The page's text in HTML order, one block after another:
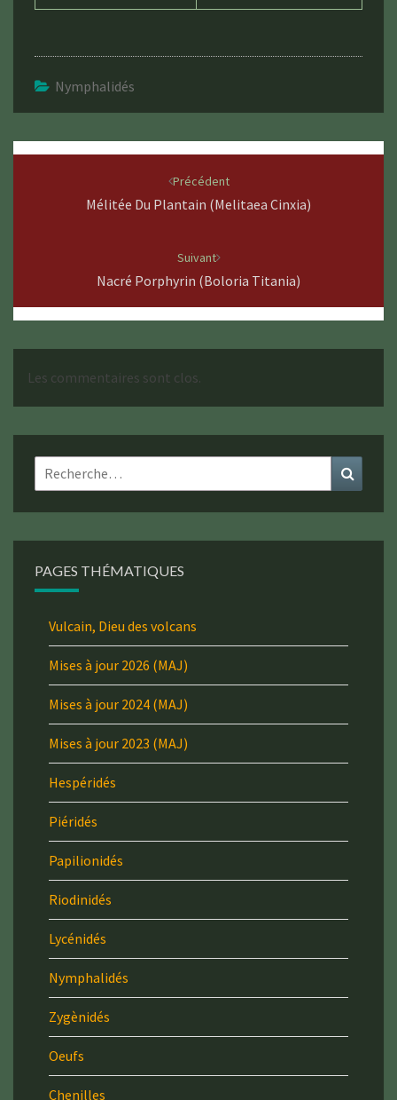
Nymphalidés
Navigation
Précédent
Mélitée Du Plantain (Melitaea Cinxia)
Suivant
Nacré Porphyrin (Boloria Titania)
Les commentaires sont clos.
Rechercher :
PAGES THÉMATIQUES
Vulcain, Dieu des volcans
Mises à jour 2026 (MAJ)
Mises à jour 2024 (MAJ)
Mises à jour 2023 (MAJ)
Hespéridés
Piéridés
Papilionidés
Riodinidés
Lycénidés
Nymphalidés
Zygènidés
Oeufs
Chenilles